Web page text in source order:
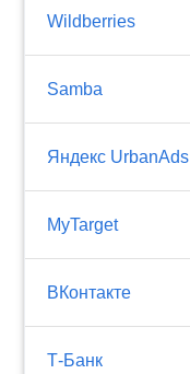
Wildberries
Samba
Яндекс UrbanAds
MyTarget
ВКонтакте
Т-Банк